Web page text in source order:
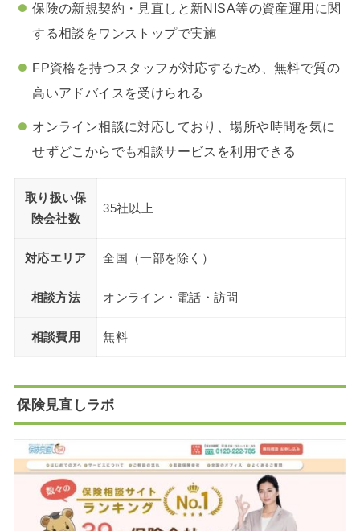
保険の新規契約・見直しと新NISA等の資産運用に関
する相談をワンストップで実施
FP資格を持つスタッフが対応するため、無料で質の
高いアドバイスを受けられる
オンライン相談に対応しており、場所や時間を気に
せずどこからでも相談サービスを利用できる
取り扱い保
険会社数
35社以上
対応エリア 全国（一部を除く）
相談方法 オンライン・電話・訪問
相談費用 無料
保険見直しラボ